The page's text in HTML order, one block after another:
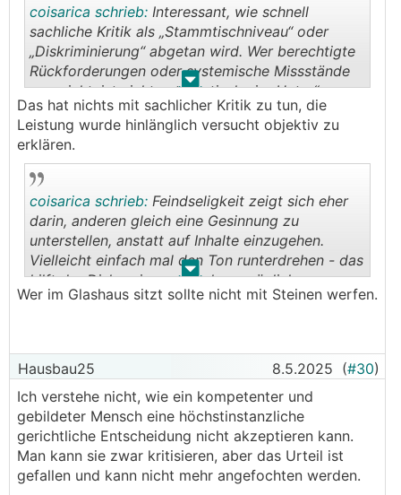
. .
coisarica schrieb: Interessant, wie schnell
sachliche Kritik als „Stammtischniveau“ oder
„Diskriminierung“ abgetan wird. Wer berechtigte
Rückforderungen oder systemische Missstände
anspricht, ist nicht automatisch ein „Hater“.
Das hat nichts mit sachlicher Kritik zu tun, die
Leistung wurde hinlänglich versucht objektiv zu
erklären.
. .
coisarica schrieb: Feindseligkeit zeigt sich eher
darin, anderen gleich eine Gesinnung zu
unterstellen, anstatt auf Inhalte einzugehen.
Vielleicht einfach mal den Ton runterdrehen - das
hilft der Diskussion mehr als persönliche
Unterstellungen. Entspann dich mal ein wenig.
Wer im Glashaus sitzt sollte nicht mit Steinen werfen.
Hausbau25 8.5.2025 (#30)
Ich verstehe nicht, wie ein kompetenter und
gebildeter Mensch eine höchstinstanzliche
gerichtliche Entscheidung nicht akzeptieren kann.
Man kann sie zwar kritisieren, aber das Urteil ist
gefallen und kann nicht mehr angefochten werden.